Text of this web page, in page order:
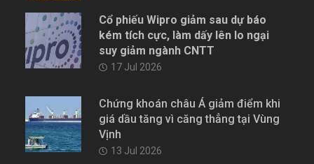
Cổ phiếu Wipro giảm sau dự báo
kém tích cực, làm dấy lên lo ngại
suy giảm ngành CNTT
17 Jul 2026
Chứng khoán châu Á giảm điểm khi
giá dầu tăng vì căng thẳng tại Vùng
Vịnh
13 Jul 2026